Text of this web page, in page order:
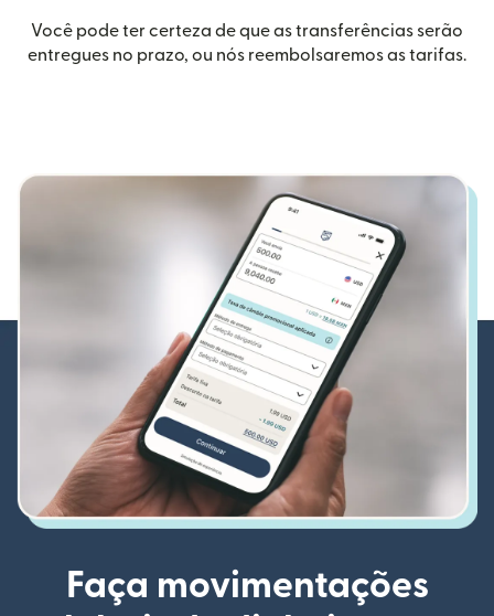
Você pode ter certeza de que as transferências serão
entregues no prazo, ou nós reembolsaremos as tarifas.
Faça movimentações